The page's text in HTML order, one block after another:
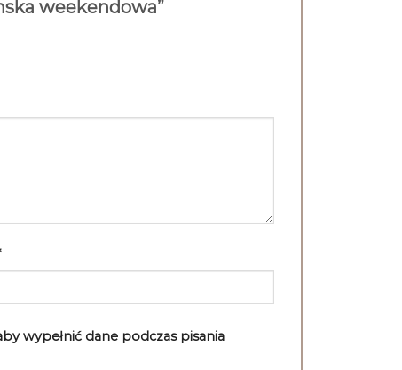
weekendowa”
wypełnić dane podczas pisania